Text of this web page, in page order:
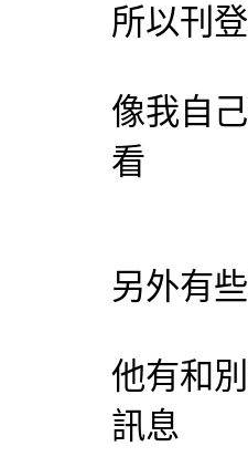
所以刊
像我自
看
另外有
他有和
訊息